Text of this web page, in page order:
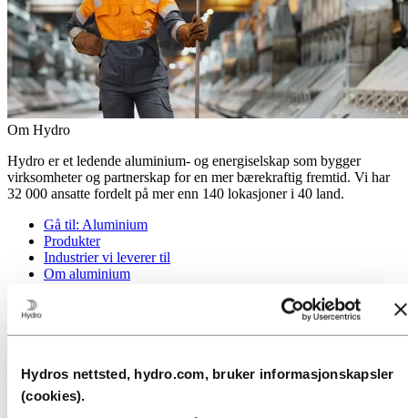
Hydros nettsted, hydro.com, bruker informasjonskapsler
(cookies).
Om Hydro
Hydro er et ledende aluminium- og energiselskap som bygger
virksomheter og partnerskap for en mer bærekraftig fremtid. Vi har
32 000 ansatte fordelt på mer enn 140 lokasjoner i 40 land.
Gå til: Aluminium
Produkter
Industrier vi leverer til
Om aluminium
Energi i Hydro
Kraftproduksjon og markedsoperasjoner
Gå til:Bærekraft